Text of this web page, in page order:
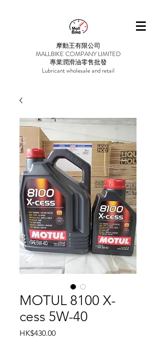
摩動王有限公司
MALLBIKE COMPANY LIMITED
專業潤滑油零售批發
Lubricant wholesale and retail
MOTUL 8100 X-
cess 5W-40
HK$430.00Price